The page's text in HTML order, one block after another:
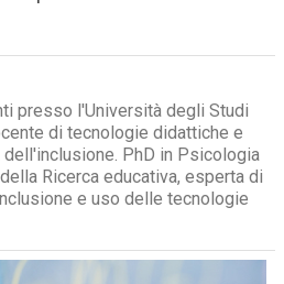
presso l'Università degli Studi
di tecnologie didattiche e
PhD in Psicologia
Ricerca educativa, esperta di
e uso delle tecnologie